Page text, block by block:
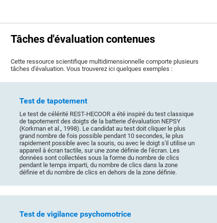
Tâches d'évaluation contenues
Cette ressource scientifique multidimensionnelle comporte plusieurs
tâches d'évaluation. Vous trouverez ici quelques exemples :
Test de tapotement
Le test de célérité REST-HECOOR a été inspiré du test classique
de tapotement des doigts de la batterie d'évaluation NEPSY
(Korkman et al., 1998). Le candidat au test doit cliquer le plus
grand nombre de fois possible pendant 10 secondes, le plus
rapidement possible avec la souris, ou avec le doigt s'il utilise un
appareil à écran tactile, sur une zone définie de l'écran. Les
données sont collectées sous la forme du nombre de clics
pendant le temps imparti, du nombre de clics dans la zone
définie et du nombre de clics en dehors de la zone définie.
Test de vigilance psychomotrice